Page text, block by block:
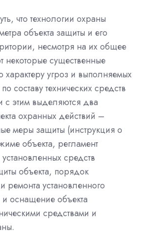
что технологии охраны
объекта защиты и его
несмотря на их общее
некоторые существенные
характеру угроз и выполняемых
составу технических средств
с этим выделяются два
охранных действий –
меры защиты (инструкция о
объекта, регламент
средств
объекта, порядок
ремонта установленного
оснащение объекта
средствами и